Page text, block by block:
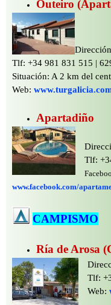
Outeiro
Tlf: +34 981 831 515 |
Situación: A 2 km del
Web:
Apartadiño
Tlf:
www.facebook.com/
CAMPISMO
Ría de Arosa
Tlf:
Web: